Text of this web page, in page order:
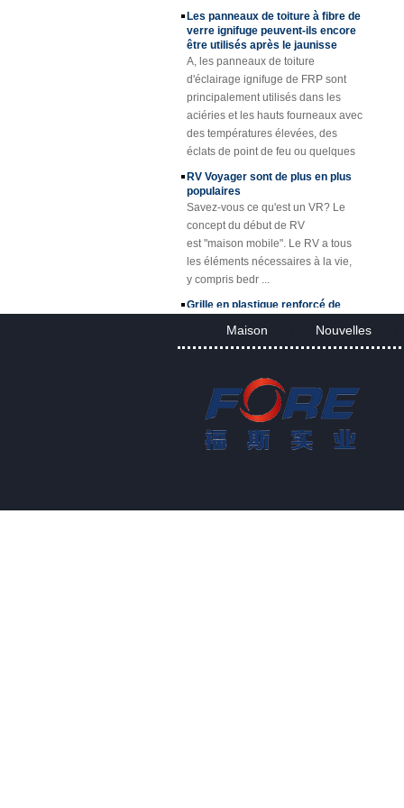
renforcés de fibre
de verre de tube de
canne de tube de
Rod de fibre de
verre de Cuomized
Feuille de toiture en
plastique renforcée
par fibre de verre de
fibre de verre
transparente
enduite de gel
d'homme de FRP
de résine de fibre
de verre de SMC
BMC
verre ignifuge peuvent-ils encore
être utilisés après le jaunisse
A, les panneaux de toiture
d'éclairage ignifuge de FRP sont
principalement utilisés dans les
aciéries et les hauts fourneaux avec
des températures élevées, des
éclats de point de feu ou quelques
sp ...
populaires
Savez-vous ce qu'est un VR? Le
concept du début de RV
est "maison mobile". Le RV a tous
les éléments nécessaires à la vie,
y compris bedr ...
fibres (FRP) Description
fibres (FRP) est un grillage moulé
pièce en fibre de verre, disponible
en p...
Projet de feuille de FRP et de
panneau
remplacent l'acier au carbone,
Maison Nouvelles